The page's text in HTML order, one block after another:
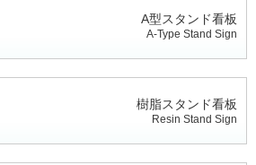
A型スタンド看板
A-Type Stand Sign
樹脂スタンド看板
Resin Stand Sign